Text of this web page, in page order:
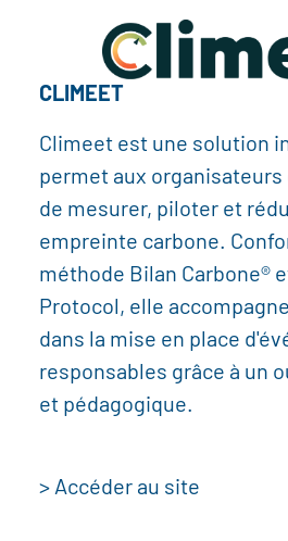
CLIMEET
Climeet est une solution
permet aux
de mesurer, piloter et
empreinte carbone.
méthode Bilan Carbone®
Protocol, elle
dans la mise en place
responsables grâce à un
et pédagogique.
> Accéder au site